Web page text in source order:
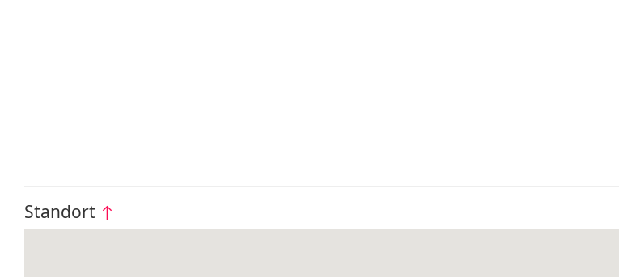
Standort ↑